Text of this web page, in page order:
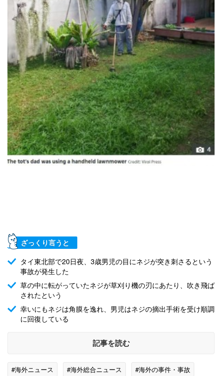
ざっくり言うと
タイ東北部で20日夜、3歳男児の目にネジが突き刺さるという
事故が発生した
草の中に転がっていたネジが草刈り機の刃にあたり、吹き飛ば
されたという
幸いにもネジは角膜を逸れ、男児はネジの摘出手術を受け順調
に回復している
記事を読む
#海外ニュース #海外総合ニュース
#海外の事件・事故